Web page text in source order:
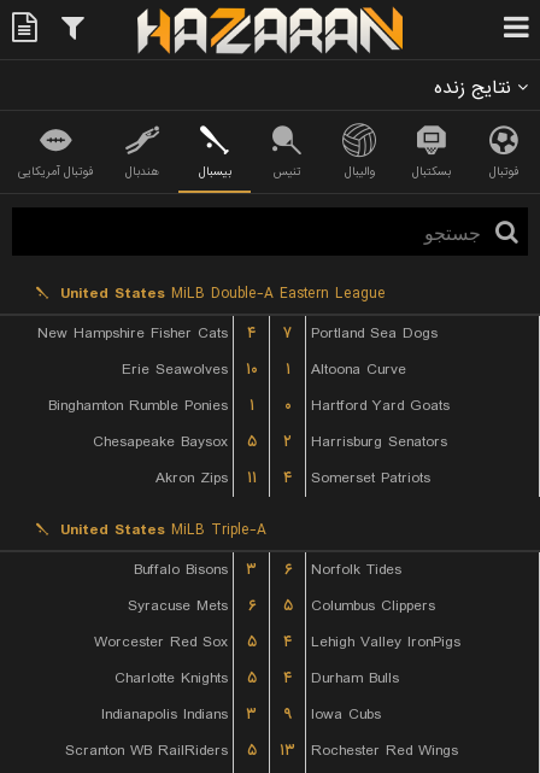
نتایج زنده
فوتبال بسکتبال والیبال تنیس بیسبال هندبال فوتبال آمریکایی
United States MiLB Double-A Eastern League
New Hampshire Fisher Cats
۴ ۷
Portland Sea Dogs
Erie Seawolves
۱۰ ۱
Altoona Curve
Binghamton Rumble Ponies
۱ ۰
Hartford Yard Goats
Chesapeake Baysox
۵ ۲
Harrisburg Senators
Akron Zips
۱۱ ۴ Somerset Patriots
United States MiLB Triple-A
Buffalo Bisons
۳ ۶
Norfolk Tides
Syracuse Mets
۶ ۵
Columbus Clippers
Worcester Red Sox
۵ ۴
Lehigh Valley IronPigs
Charlotte Knights
۵ ۴
Durham Bulls
Indianapolis Indians
۳ ۹
Iowa Cubs
Scranton WB RailRiders
۵ ۱۳
Rochester Red Wings